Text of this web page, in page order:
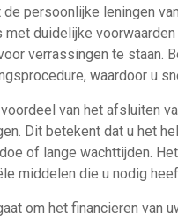
de persoonlijke leningen
duidelijke
verrassingen te staan.
waardoor u
voordeel van het afsluiten
Dit betekent dat u het
of lange wachttijden.
middelen die u nodig
om het financieren van